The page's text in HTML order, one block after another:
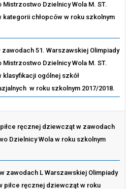
Mistrzostwo Dzielnicy Wola M. ST.
kategorii chłopców w roku szkolnym
zawodach 51. Warszawskiej Olimpiady
Mistrzostwo Dzielnicy Wola M. ST.
klasyfikacji ogólnej szkół
w roku szkolnym 2017/2018.
ręcznej dziewcząt w zawodach
Dzielnicy Wola w roku szkolnym
zawodach L Warszawskiej Olimpiady
piłce ręcznej dziewcząt w roku